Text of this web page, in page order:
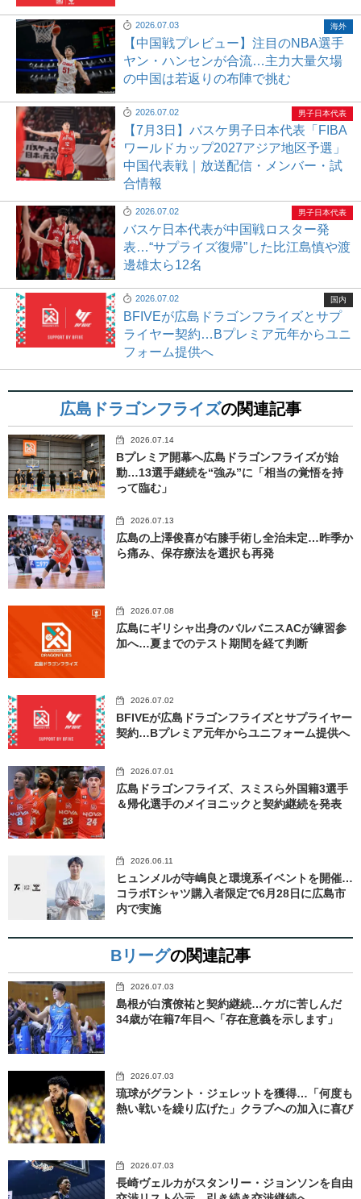
2026.07.03
【中国戦プレビュー】注目のNBA選手
ヤン・ハンセンが合流…主力大量欠場
の中国は若返りの布陣で挑む
海外
2026.07.02
【7月3日】バスケ男子日本代表「FIBA
ワールドカップ2027アジア地区予選」
中国代表戦｜放送配信・メンバー・試
合情報
男子日本代表
2026.07.02
バスケ日本代表が中国戦ロスター発
表…“サプライズ復帰”した比江島慎や渡
邊雄太ら12名
男子日本代表
2026.07.02
BFIVEが広島ドラゴンフライズとサプ
ライヤー契約…Bプレミア元年からユニ
フォーム提供へ
国内
広島ドラゴンフライズの関連記事
2026.07.14
Bプレミア開幕へ広島ドラゴンフライズが始
動…13選手継続を“強み”に「相当の覚悟を持
って臨む」
2026.07.13
広島の上澤俊喜が右膝手術し全治未定…昨季か
ら痛み、保存療法を選択も再発
2026.07.08
広島にギリシャ出身のバルバニスACが練習参
加へ…夏までのテスト期間を経て判断
2026.07.02
BFIVEが広島ドラゴンフライズとサプライヤー
契約…Bプレミア元年からユニフォーム提供へ
2026.07.01
広島ドラゴンフライズ、スミスら外国籍3選手
＆帰化選手のメイヨニックと契約継続を発表
2026.06.11
ヒュンメルが寺嶋良と環境系イベントを開催…
コラボTシャツ購入者限定で6月28日に広島市
内で実施
Bリーグの関連記事
2026.07.03
島根が白濱僚祐と契約継続…ケガに苦しんだ
34歳が在籍7年目へ「存在意義を示します」
2026.07.03
琉球がグラント・ジェレットを獲得…「何度も
熱い戦いを繰り広げた」クラブへの加入に喜び
2026.07.03
長崎ヴェルカがスタンリー・ジョンソンを自由